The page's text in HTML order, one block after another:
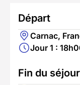
Départ
Carnac,
Jour 1 :
Fin du séjour